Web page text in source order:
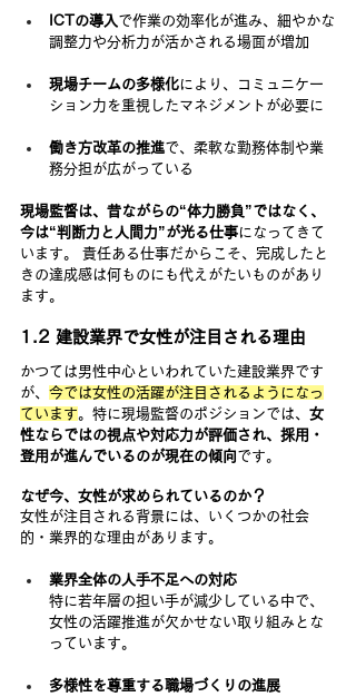
ICTの導入 で作業の効率化が進み、細やかな
調整力や分析力が活かされる場面が増加
現場チームの多様化により、コミュニケー
ション力を重視したマネジメントが必要に
働き方改革の推進で、柔軟な勤務体制や業
務分担が広がっている
現場監督は、昔ながらの“体力勝負”ではなく、
今は“判断力と人間力”が光る仕事になってきて
います。 責任ある仕事だからこそ、完成したと
きの達成感は何ものにも代えがたいものがあり
ます。
1.2 建設業界で女性が注目される理由
かつては男性中心といわれていた建設業界です
が、 今では女性の活躍が注目されるようになっ
ています 。特に現場監督のポジションでは、 女
性ならではの視点や対応力が評価され、採用・
登用が進んでいるのが現在の傾向です。
なぜ今、女性が求められているのか？
女性が注目される背景には、いくつかの社会
的・業界的な理由があります。
業界全体の人手不足への対応
特に若年層の担い手が減少している中で、
女性の活躍推進が欠かせない取り組みとな
っています。
多様性を尊重する職場づくりの進展